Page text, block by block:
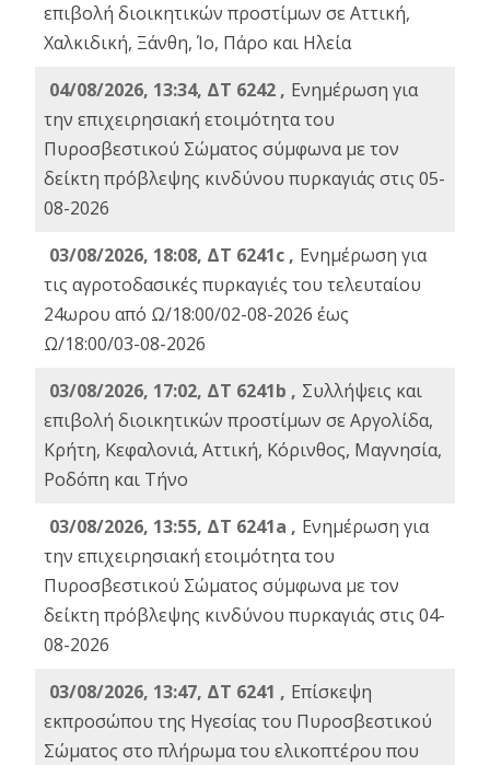
επιβολή διοικητικών προστίμων σε Αττική,
Χαλκιδική, Ξάνθη, Ίο, Πάρο και Ηλεία
04/08/2026, 13:34, ΔΤ 6242 , Ενημέρωση για
την επιχειρησιακή ετοιμότητα του
Πυροσβεστικού Σώματος σύμφωνα με τον
δείκτη πρόβλεψης κινδύνου πυρκαγιάς στις 05-
08-2026
03/08/2026, 18:08, ΔΤ 6241c , Ενημέρωση για
τις αγροτοδασικές πυρκαγιές του τελευταίου
24ωρου από Ω/18:00/02-08-2026 έως
Ω/18:00/03-08-2026
03/08/2026, 17:02, ΔΤ 6241b , Συλλήψεις και
επιβολή διοικητικών προστίμων σε Αργολίδα,
Κρήτη, Κεφαλονιά, Αττική, Κόρινθος, Μαγνησία,
Ροδόπη και Τήνο
03/08/2026, 13:55, ΔΤ 6241a , Ενημέρωση για
την επιχειρησιακή ετοιμότητα του
Πυροσβεστικού Σώματος σύμφωνα με τον
δείκτη πρόβλεψης κινδύνου πυρκαγιάς στις 04-
08-2026
03/08/2026, 13:47, ΔΤ 6241 , Επίσκεψη
εκπροσώπου της Ηγεσίας του Πυροσβεστικού
Σώματος στο πλήρωμα του ελικοπτέρου που